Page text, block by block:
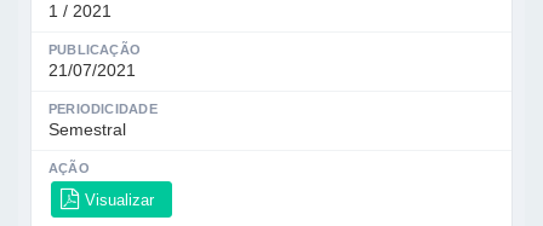
1 / 2021
PUBLICAÇÃO
21/07/2021
PERIODICIDADE
Semestral
AÇÃO
Visualizar